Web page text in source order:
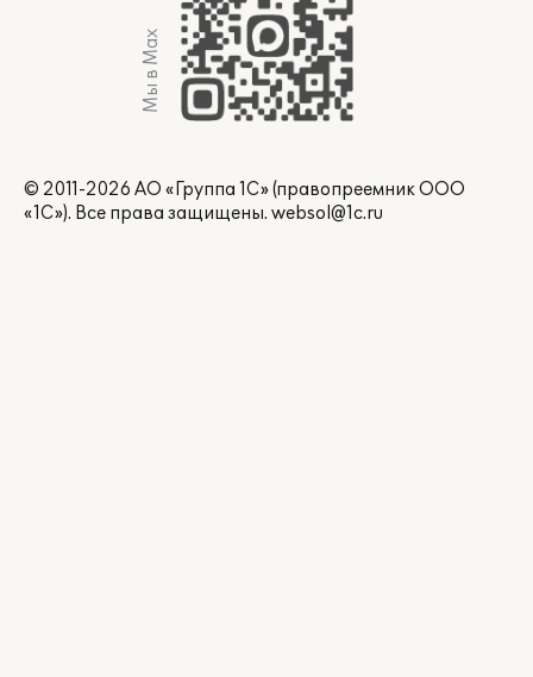
Мы в Max
© 2011-2026 АО «Группа 1С» (правопреемник ООО
«1С»). Все права защищены. websol@1c.ru